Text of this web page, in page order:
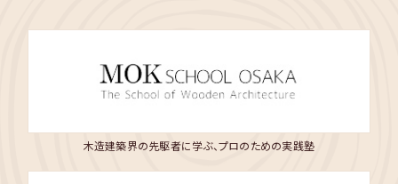
木造建築界の先駆者に学ぶ、プロのための実践塾